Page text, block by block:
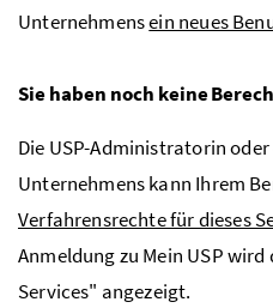
Unternehmensein neues
Sie haben noch keine
Die USP-Administratorin oder
Unternehmens kann Ihrem
Verfahrensrechte für dieses
Anmeldung zu Mein USPwird
Services" angezeigt.